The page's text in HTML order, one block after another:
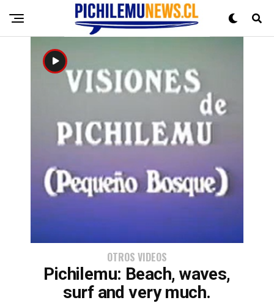
OTROS VIDEOS
Pichilemu: Beach, waves,
surf and very much.